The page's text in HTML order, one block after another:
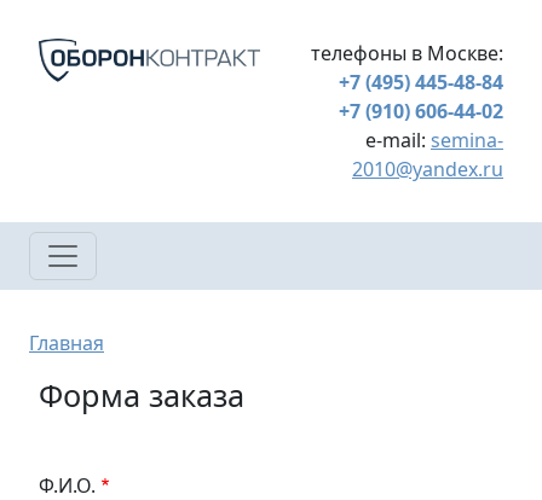
телефоны в Москве:
+7 (495) 445-48-84
+7 (910) 606-44-02
e-mail: semina-
2010@yandex.ru
Строка навигации
Главная
Форма заказа
Ф.И.О.